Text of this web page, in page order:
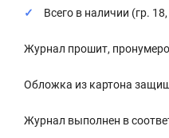
Всего в наличии (гр.
Журнал прошит,
Обложка из картона
Журнал выполнен в